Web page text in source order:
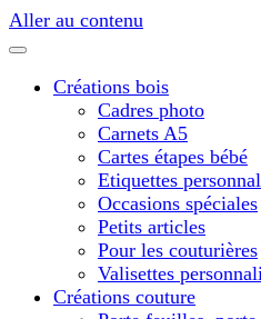
Aller au contenu
Créations bois
Cadres photo
Carnets A5
Cartes étapes bébé
Etiquettes
Occasions spéciales
Petits articles
Pour les couturières
Valisettes
Créations couture